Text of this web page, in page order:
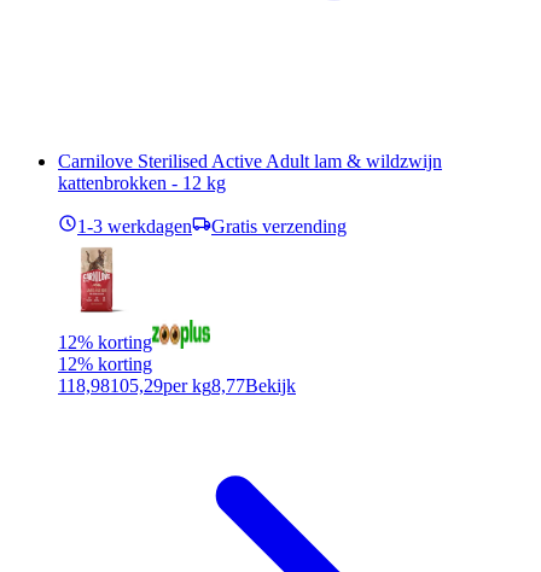
Carnilove Sterilised Active Adult lam & wildzwijn
kattenbrokken - 12 kg
1-3 werkdagen Gratis verzending
12% korting
12% korting
118,98105,29per kg8,77Bekijk